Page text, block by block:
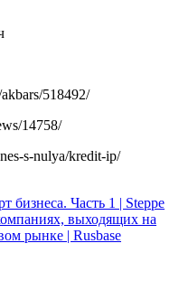
518492/
14758/
s-nulya/kredit-ip/
бизнеса. Часть 1 | Steppe
выходящих на
рынке | Rusbase